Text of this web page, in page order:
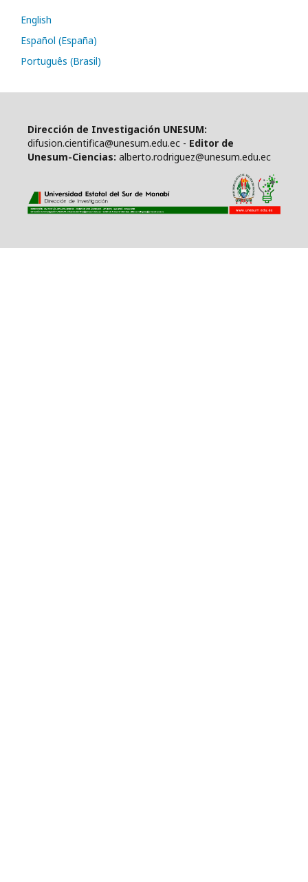
English
Español (España)
Português (Brasil)
Dirección de Investigación UNESUM:
difusion.cientifica@unesum.edu.ec - Editor de
Unesum-Ciencias: alberto.rodriguez@unesum.edu.ec